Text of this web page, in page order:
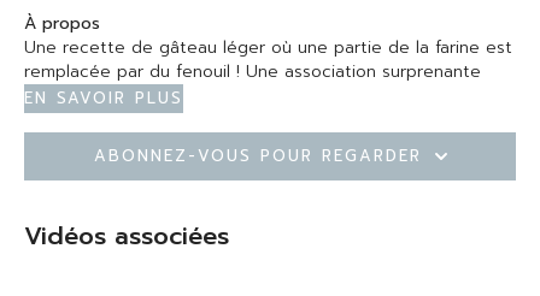
À propos
Une recette de gâteau léger où une partie de la farine est
remplacée par du fenouil ! Une association surprenante
mais délicieuse et plus digeste.
Les + de cette recette : un gâteau plus digeste et peu
lourd avec une partie de la farine remplacée par du fenouil.
de chocolat noir.
En savoir plus
Abonnez-vous pour regarder
Vidéos associées